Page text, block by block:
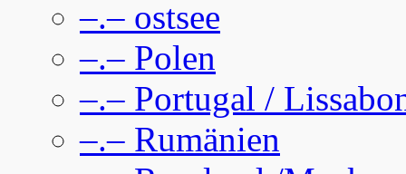
–.– ostsee
–.– Polen
–.– Portugal /
–.– Rumänien